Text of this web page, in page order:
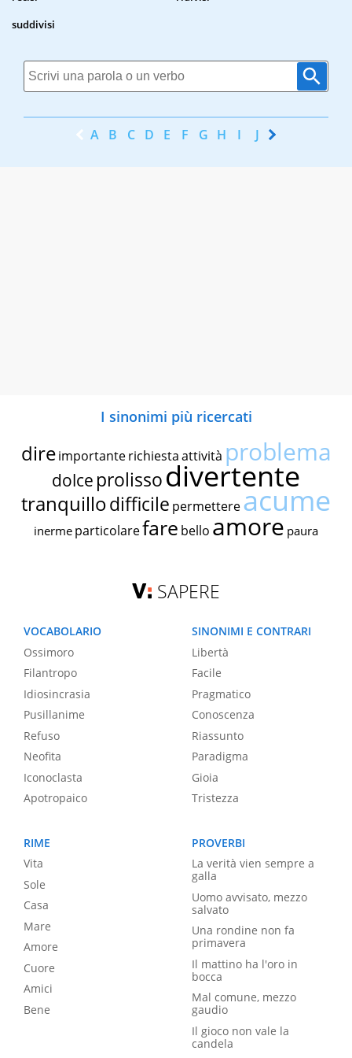
suddivisi
A B C D E F G H I J K
I sinonimi più ricercati
dire importante richiestaattività problema
dolce prolissodivertente
tranquillodifficile permettereacume
inerme particolarefare bello amore paura
SAPERE
VOCABOLARIO
Ossimoro
Filantropo
Idiosincrasia
Pusillanime
Refuso
Neofita
Iconoclasta
Apotropaico
SINONIMI E CONTRARI
Libertà
Facile
Pragmatico
Conoscenza
Riassunto
Paradigma
Gioia
Tristezza
RIME
Vita
Sole
Casa
Mare
Amore
Cuore
Amici
Bene
PROVERBI
La verità vien sempre a
galla
Uomo avvisato, mezzo
salvato
Una rondine non fa
primavera
Il mattino ha l'oro in
bocca
Mal comune, mezzo
gaudio
Il gioco non vale la
candela